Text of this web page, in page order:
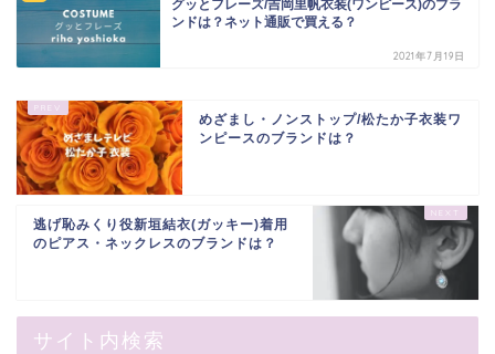
グッとフレーズ/吉岡里帆衣装(ワンピース)のブラ
ンドは？ネット通販で買える？
2021年7月19日
めざまし・ノンストップ/松たか子衣装ワ
ンピースのブランドは？
逃げ恥みくり役新垣結衣(ガッキー)着用
のピアス・ネックレスのブランドは？
サイト内検索